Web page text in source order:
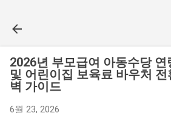
2026년 부모급여 아동수당 연
및 어린이집 보육료 바우처
벽 가이드
6월 23, 2026